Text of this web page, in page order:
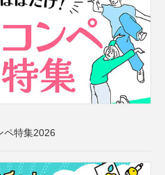
ペ特集2026